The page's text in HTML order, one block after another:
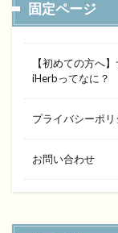
固定ページ
【初めての方へ
iHerbってなに？
プライバシーポリ
お問い合わせ